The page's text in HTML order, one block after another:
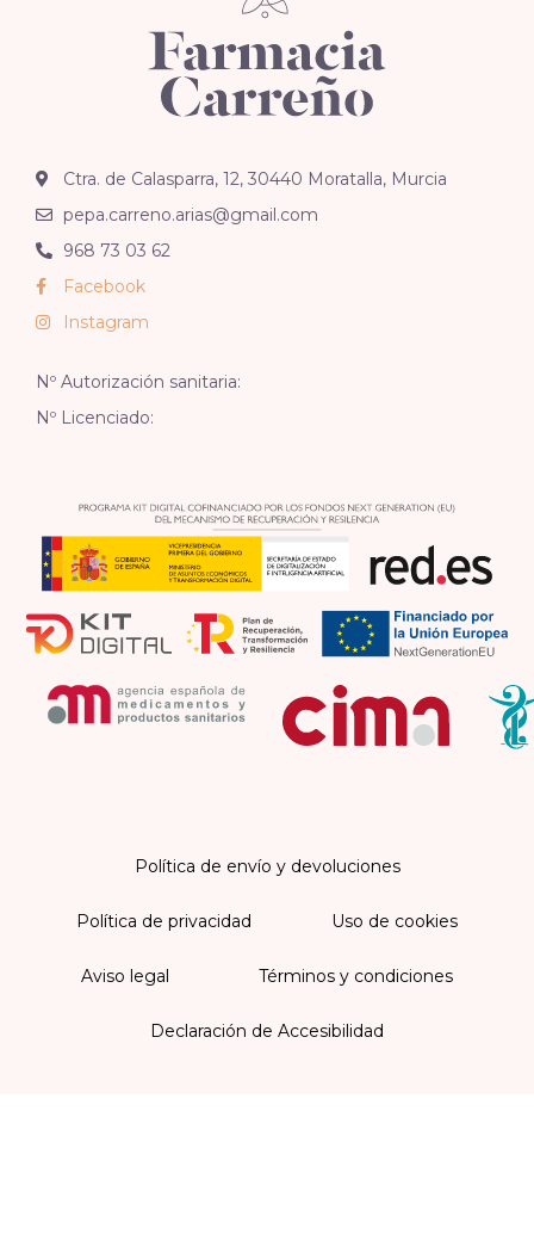
Ctra. de Calasparra, 12, 30440 Moratalla, Murcia
pepa.carreno.arias@gmail.com
968 73 03 62
Facebook
Instagram
Nº Autorización sanitaria:
Nº Licenciado:
Política de envío y devoluciones
Política de privacidad Uso de cookies
Aviso legal Términos y condiciones
Declaración de Accesibilidad